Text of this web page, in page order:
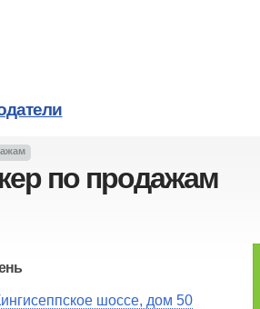
по продажам
шоссе, дом 50